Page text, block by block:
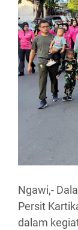
Ngawi,-
Persit
dalam